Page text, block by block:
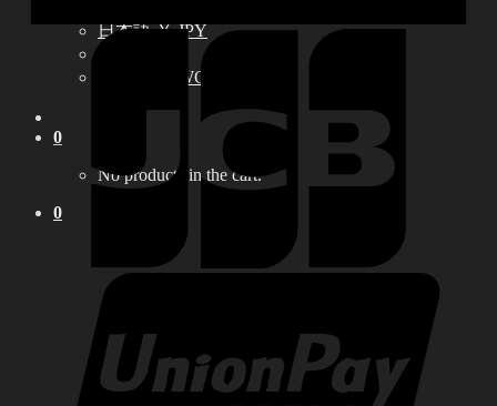
日本語 ￥ JPY
한국어 ￦ WON
0
No products in the cart.
0